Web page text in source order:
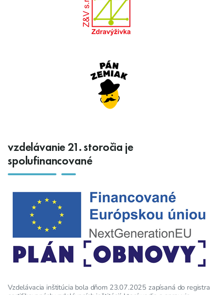
vzdelávanie 21. storočia je
spolufinancované
Vzdelávacia inštitúcia bola dňom 23.07.2025 zapísaná do registra